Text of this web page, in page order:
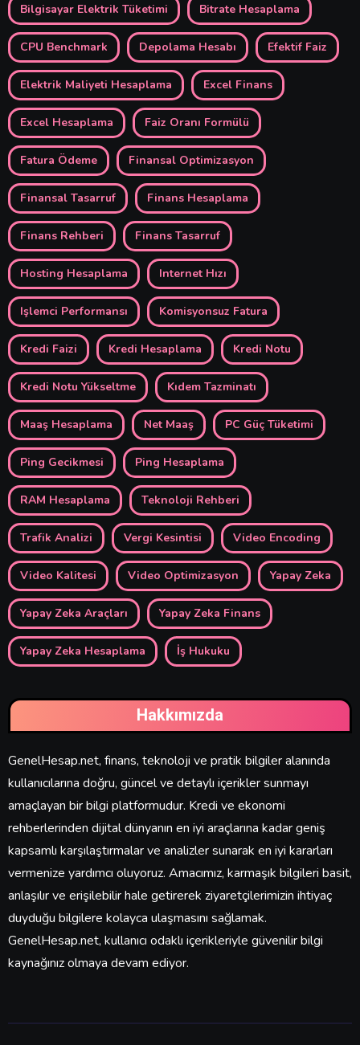
Bilgisayar Elektrik Tüketimi Bitrate Hesaplama
CPU Benchmark Depolama Hesabı Efektif Faiz
Elektrik Maliyeti Hesaplama Excel Finans
Excel Hesaplama Faiz Oranı Formülü
Fatura Ödeme Finansal Optimizasyon
Finansal Tasarruf Finans Hesaplama
Finans Rehberi Finans Tasarruf
Hosting Hesaplama Internet Hızı
Işlemci Performansı Komisyonsuz Fatura
Kredi Faizi Kredi Hesaplama Kredi Notu
Kredi Notu Yükseltme Kıdem Tazminatı
Maaş Hesaplama Net Maaş PC Güç Tüketimi
Ping Gecikmesi Ping Hesaplama
RAM Hesaplama Teknoloji Rehberi
Trafik Analizi Vergi Kesintisi Video Encoding
Video Kalitesi Video Optimizasyon Yapay Zeka
Yapay Zeka Araçları Yapay Zeka Finans
Yapay Zeka Hesaplama İş Hukuku
Hakkımızda
GenelHesap.net, finans, teknoloji ve pratik bilgiler alanında
kullanıcılarına doğru, güncel ve detaylı içerikler sunmayı
amaçlayan bir bilgi platformudur. Kredi ve ekonomi
rehberlerinden dijital dünyanın en iyi araçlarına kadar geniş
kapsamlı karşılaştırmalar ve analizler sunarak en iyi kararları
vermenize yardımcı oluyoruz. Amacımız, karmaşık bilgileri basit,
anlaşılır ve erişilebilir hale getirerek ziyaretçilerimizin ihtiyaç
duyduğu bilgilere kolayca ulaşmasını sağlamak.
GenelHesap.net, kullanıcı odaklı içerikleriyle güvenilir bilgi
kaynağınız olmaya devam ediyor.